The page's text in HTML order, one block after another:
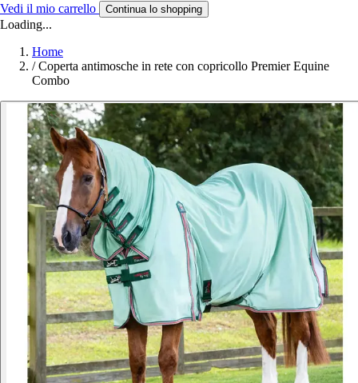
Vedi il mio carrello Continua lo shopping
Loading...
Home
/ Coperta antimosche in rete con copricollo Premier Equine
Combo